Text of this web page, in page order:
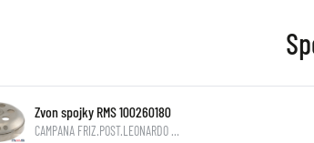
Zvon spojky RMS 100260180
CAMPANA FRIZ.POST.LEONARDO …